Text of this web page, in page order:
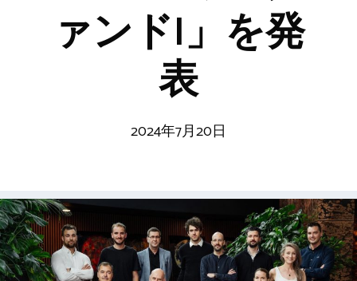
ァンドI」を発
表
2024年7月20日